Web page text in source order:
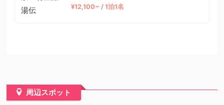
¥12,100~ / 1泊1名
周辺スポット